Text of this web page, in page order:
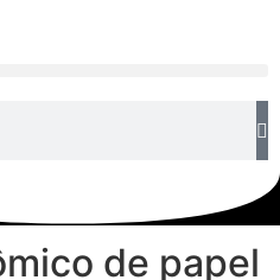
de papel